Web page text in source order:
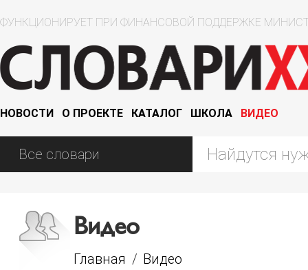
ФУНКЦИОНИРУЕТ ПРИ ФИНАНСОВОЙ ПОДДЕРЖКЕ
НОВОСТИ О ПРОЕКТЕ КАТАЛОГ ШКОЛА ВИДЕО
Видео
Главная / Видео